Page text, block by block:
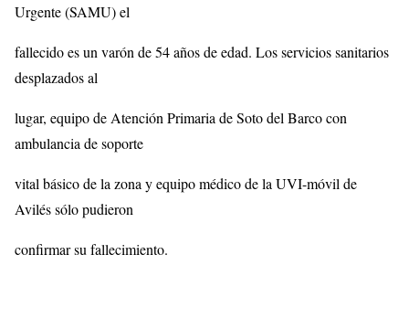
Urgente (SAMU) el
fallecido es un varón de 54 años de edad. Los servicios sanitarios
desplazados al
lugar, equipo de Atención Primaria de Soto del Barco con
ambulancia de soporte
vital básico de la zona y equipo médico de la UVI-móvil de
Avilés sólo pudieron
confirmar su fallecimiento.